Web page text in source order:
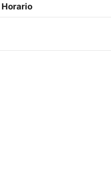
Horario